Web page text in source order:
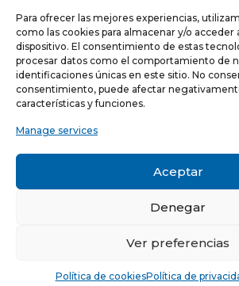
Para ofrecer las mejores experiencias,
como las cookies para almacenar y/o acceder
dispositivo. El consentimiento de estas
procesar datos como el comportamiento de
identificaciones únicas en este sitio. No
consentimiento, puede afectar
características y funciones.
Manage services
Aceptar
Denegar
Ver preferencias
Política de cookiesPolítica de
NEWSLETTER
Acepto recibir comunicaciones electrónicas
C/ Louis Pasteur, 4 - Parque
© Copyright 2021 -Aviso legal-Política de